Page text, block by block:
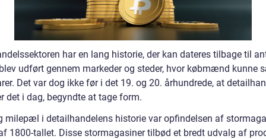
har en lang historie, der kan dateres tilbage til
udført gennem markeder og steder, hvor købmænd kunne
Det var dog ikke før i det 19. og 20. århundrede, at
det i dag, begyndte at tage form.
milepæl i detailhandelens historie var opfindelsen af
1800-tallet. Disse stormagasiner tilbød et bredt udvalg af